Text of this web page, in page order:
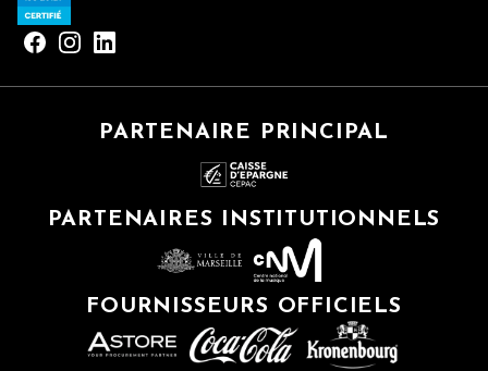
PARTENAIRE PRINCIPAL
PARTENAIRES INSTITUTIONNELS
FOURNISSEURS OFFICIELS